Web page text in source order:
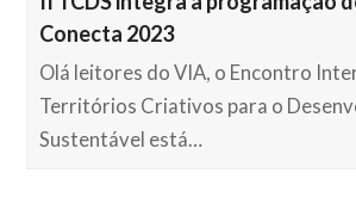
Conecta 2023
Olá leitores do VIA, o Encontro
Territórios Criativos para o
Sustentável está…